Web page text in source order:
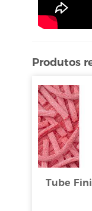
Produtos
Tube